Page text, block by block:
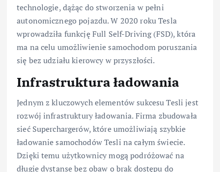
technologie, dążąc do stworzenia w pełni
autonomicznego pojazdu. W 2020 roku Tesla
wprowadziła funkcję Full Self-Driving (FSD), która
ma na celu umożliwienie samochodom poruszania
się bez udziału kierowcy w przyszłości.
Infrastruktura ładowania
Jednym z kluczowych elementów sukcesu Tesli jest
rozwój infrastruktury ładowania. Firma zbudowała
sieć Superchargerów, które umożliwiają szybkie
ładowanie samochodów Tesli na całym świecie.
Dzięki temu użytkownicy mogą podróżować na
długie dystanse bez obaw o brak dostępu do